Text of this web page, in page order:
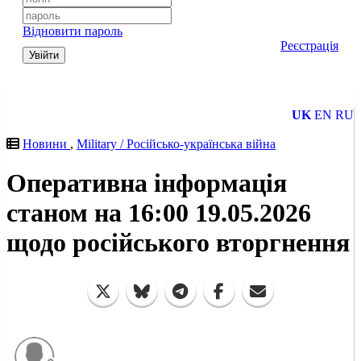
Відновити пароль
Увійти
Реєстрація
UK EN RU
Новини , Military / Російсько-українська війна
Оперативна інформація
станом на 16:00 19.05.2026
щодо російського вторгнення